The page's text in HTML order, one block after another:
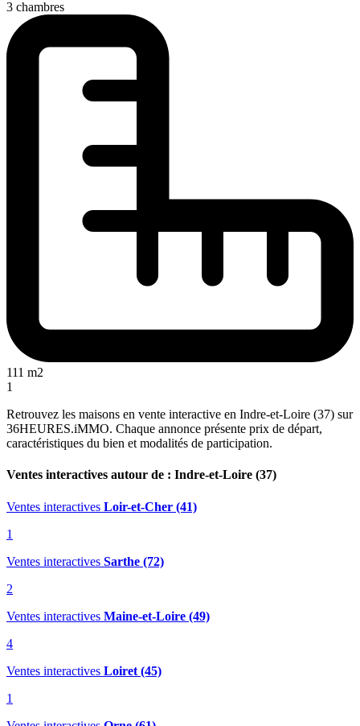
3 chambres
111 m2
1
Retrouvez les maisons en vente interactive en Indre-et-Loire (37) sur
36HEURES.iMMO. Chaque annonce présente prix de départ,
caractéristiques du bien et modalités de participation.
Ventes interactives autour de : Indre-et-Loire (37)
Ventes interactives Loir-et-Cher (41)
1
Ventes interactives Sarthe (72)
2
Ventes interactives Maine-et-Loire (49)
4
Ventes interactives Loiret (45)
1